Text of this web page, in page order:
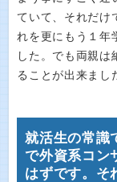
ていて、それだけ
れを更にもう１年
した。でも両親は
ることが出来まし
就活生の常識
で外資系コン
はずです。そ